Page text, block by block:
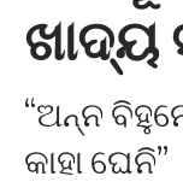
ଖାଦ୍ୟ
“ଅନ୍ନ
କାହା ଘେନି”